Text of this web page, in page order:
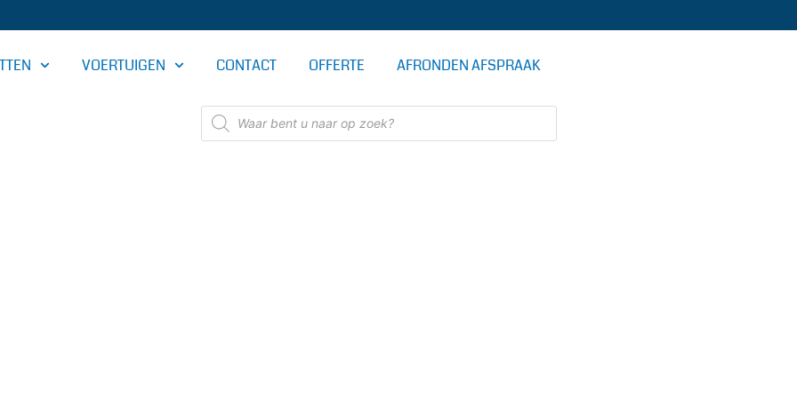
VOERTUIGEN CONTACT OFFERTE AFRONDEN AFSPRAAK
Producten
zoeken